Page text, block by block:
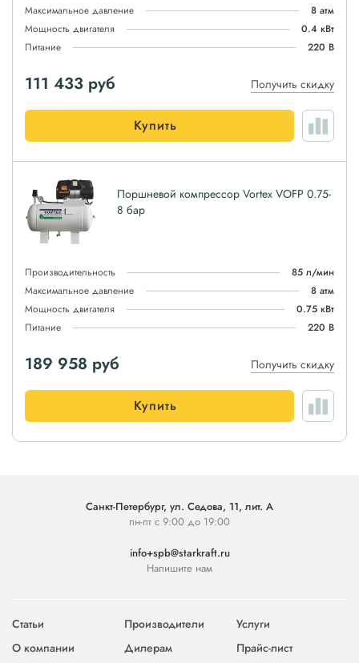
Максимальное давление
8 атм
Мощность двигателя
0.4 кВт
Питание
220 В
111 433 руб Получить скидку
Купить
Поршневой компрессор Vortex VOFP 0.75-
8 бар
Производительность
85 л/мин
Максимальное давление
8 атм
Мощность двигателя
0.75 кВт
Питание
220 В
189 958 руб Получить скидку
Купить
Санкт-Петербург, ул. Седова, 11, лит. А
пн-пт с 9:00 до 19:00
info+spb@starkraft.ru
Напишите нам
Статьи Производители
Услуги
О компании
Дилерам Прайс-лист